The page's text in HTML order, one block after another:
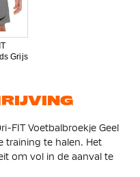
Grijs
FIT Voetbalbroekje Geel
training te halen. Het
om vol in de aanval te